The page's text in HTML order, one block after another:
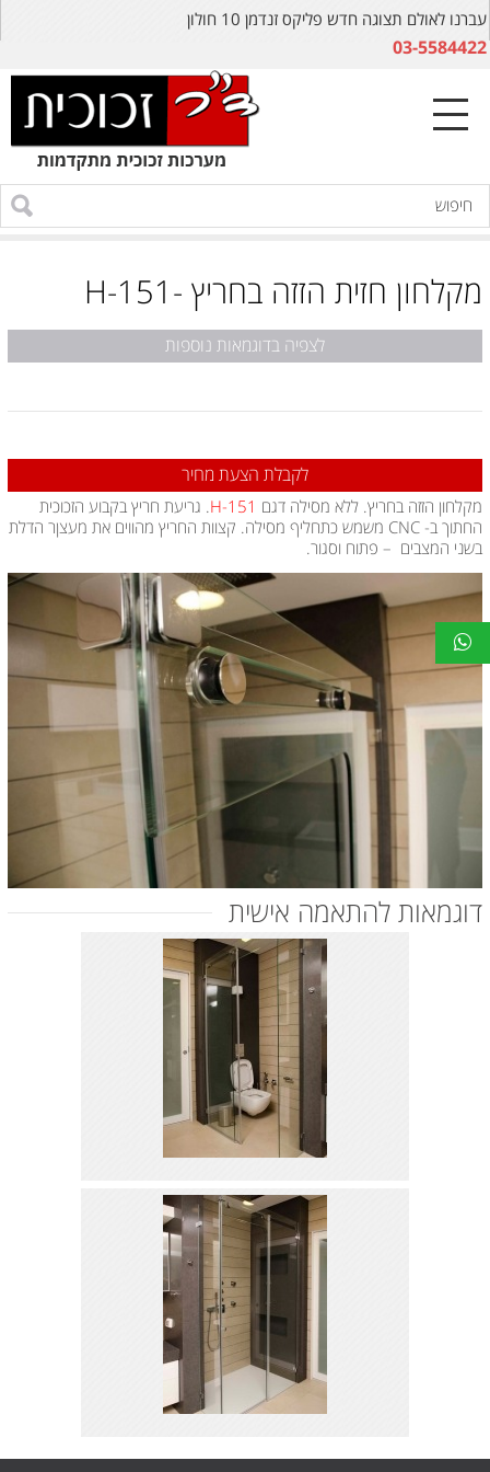
עברנו לאולם תצוגה חדש פליקס זנדמן 10 חולון
03-5584422
מקלחון חזית הזזה בחריץ -H-151
לצפיה בדוגמאות נוספות
לקבלת הצעת מחיר
מקלחון הזזה בחריץ. ללא מסילה דגם
. גריעת חריץ בקבוע הזכוכית
החתוך ב- CNC משמש כתחליף מסילה. קצוות החריץ מהווים את מעצןר הדלת
בשני המצבים – פתוח וסגור.
דוגמאות להתאמה אישית